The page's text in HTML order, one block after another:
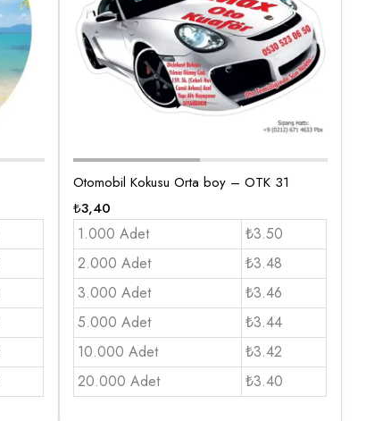
Otomobil Kokusu Orta boy – OTK 31
₺3,40
1.000 Adet
₺3.50
2.000 Adet
₺3.48
3.000 Adet
₺3.46
5.000 Adet
₺3.44
10.000 Adet
₺3.42
20.000 Adet
₺3.40